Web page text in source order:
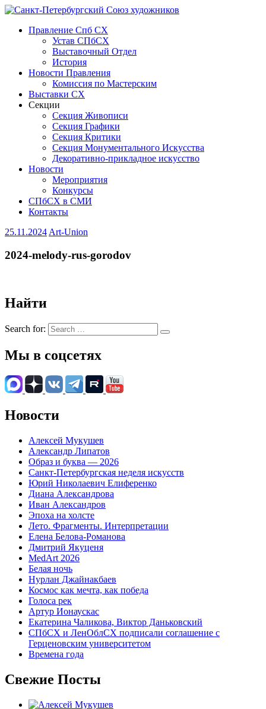
Правление Спб СХ
Устав СПбСХ
Выставочный Отдел
История
Новости Правления
Комиссия по Мастерским
Выставки СХ
Секции
Секция Живописи
Секция Графики
Секция Критики
Секция Монументального Искусства
Декоративно-прикладное искусство
Новости
Мероприятия
Конкурсы
СПбСХ в СМИ
Контакты
25.11.2024 Art-Union
2024-melody-rus-gorodov
Найти
Search for:
Мы в соцсетях
Новости
Алексей Мукушев
Александр Липатов
Образ и буква — 2026
Санкт-Петербургская неделя искусств
Юрий Николаевич Елиференко
Диана Александрова
Иван Александров
Эпоха на холсте
Лето. Фрагменты. Интерпретации
Елена Белова-Романова
Дмитрий Якуценя
MedArt 2026
Белая ночь
Нурлан Джайнакбаев
Космос как мечта, как победа
Голоса рек
Артур Ионаускас
Екатерина Чаликова, Виктор Даньковский
СПбСХ и ЛенОблСХ подписали соглашение с
Герценовским университетом
Времена года
Свежие Посты